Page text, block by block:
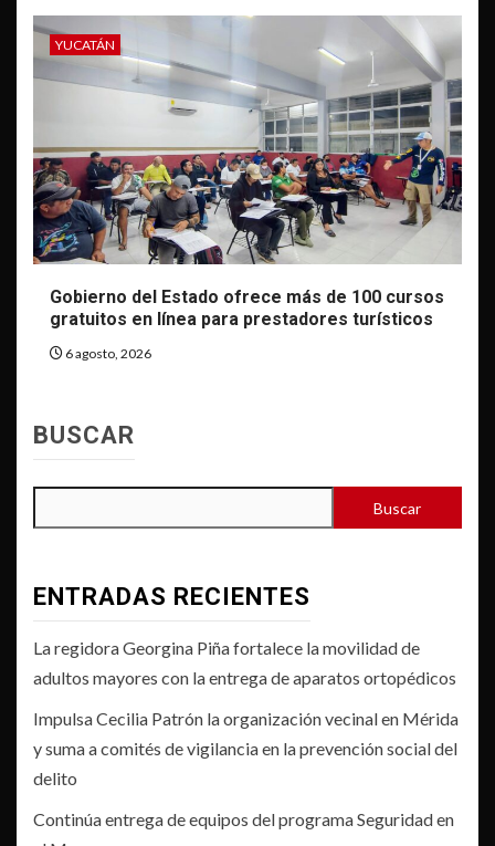
YUCATÁN
Gobierno del Estado ofrece más de 100 cursos
gratuitos en línea para prestadores turísticos
6 agosto, 2026
BUSCAR
Buscar
ENTRADAS RECIENTES
La regidora Georgina Piña fortalece la movilidad de
adultos mayores con la entrega de aparatos ortopédicos
Impulsa Cecilia Patrón la organización vecinal en Mérida
y suma a comités de vigilancia en la prevención social del
delito
Continúa entrega de equipos del programa Seguridad en